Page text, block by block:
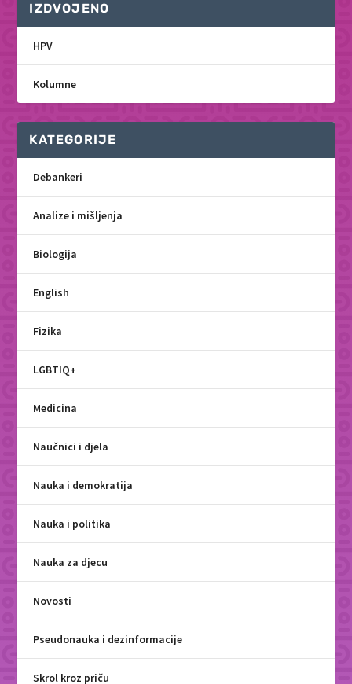
IZDVOJENO
HPV
Kolumne
KATEGORIJE
Debankeri
Analize i mišljenja
Biologija
English
Fizika
LGBTIQ+
Medicina
Naučnici i djela
Nauka i demokratija
Nauka i politika
Nauka za djecu
Novosti
Pseudonauka i dezinformacije
Skrol kroz priču